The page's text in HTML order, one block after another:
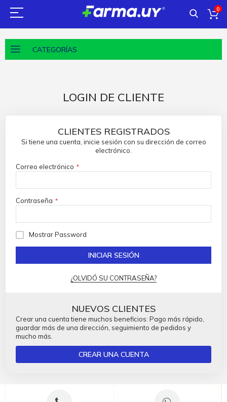
0
CATEGORÍAS
LOGIN DE CLIENTE
CLIENTES REGISTRADOS
Si tiene una cuenta, inicie sesión con su dirección de correo
electrónico.
Correo electrónico
Contraseña
Mostrar Password
INICIAR SESIÓN
¿OLVIDÓ SU CONTRASEÑA?
NUEVOS CLIENTES
Crear una cuenta tiene muchos beneficios: Pago más rápido,
guardar más de una dirección, seguimiento de pedidos y
mucho más.
CREAR UNA CUENTA